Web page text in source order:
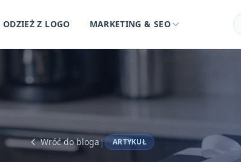
ODZIEŻ Z LOGO MARKETING & SEO
Wróć do bloga| ARTYKUŁ